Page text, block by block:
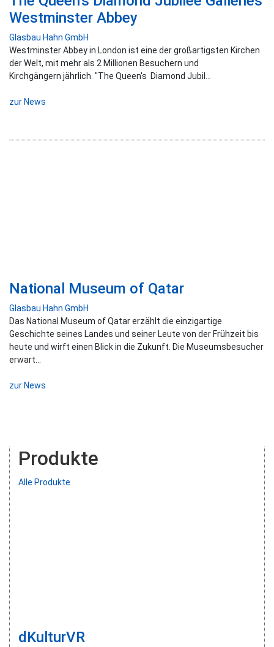
Westminster Abbey
Glasbau Hahn GmbH
Westminster Abbey in London ist eine der großartigsten Kirchen
der Welt, mit mehr als 2 Millionen Besuchern und
Kirchgängern jährlich. "The Queen's Diamond Jubil...
zur News
National Museum of Qatar
Glasbau Hahn GmbH
Das National Museum of Qatar erzählt die einzigartige
Geschichte seines Landes und seiner Leute von der Frühzeit bis
heute und wirft einen Blick in die Zukunft. Die Museumsbesucher
erwart...
zur News
Produkte
Alle Produkte
dKulturVR